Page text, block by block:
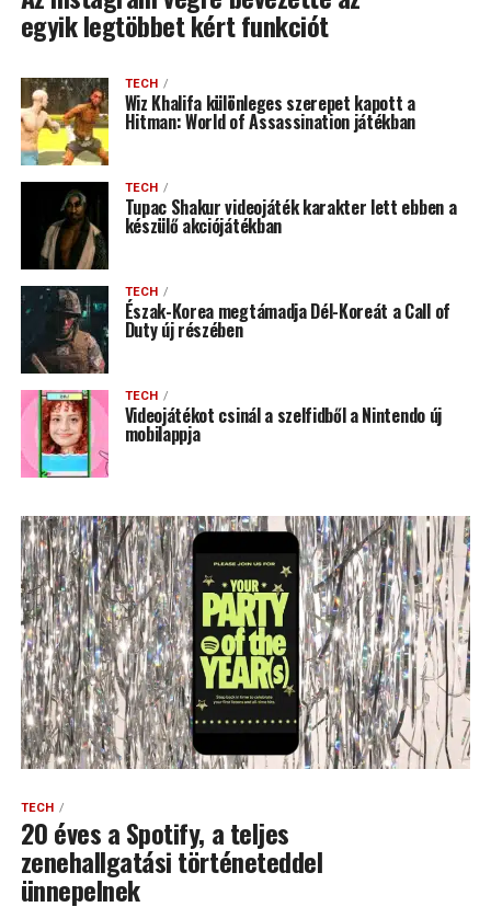
egyik legtöbbet kért funkciót
TECH
Wiz Khalifa különleges szerepet kapott a
Hitman: World of Assassination játékban
TECH
Tupac Shakur videojáték karakter lett ebben a
készülő akciójátékban
TECH
Észak-Korea megtámadja Dél-Koreát a Call of
Duty új részében
TECH
Videojátékot csinál a szelfidből a Nintendo új
mobilappja
TECH
20 éves a Spotify, a teljes
zenehallgatási történeteddel
ünnepelnek